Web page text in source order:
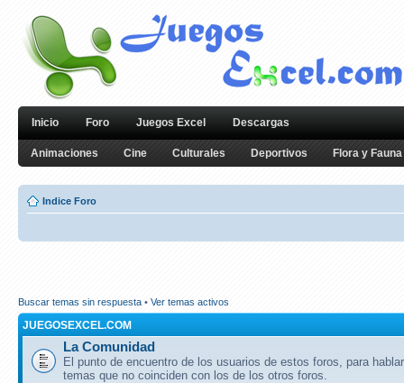
Inicio Foro Juegos Excel Descargas
Animaciones Cine Culturales Deportivos Flora y Fauna
Indice Foro
Buscar temas sin respuesta • Ver temas activos
JUEGOSEXCEL.COM
La Comunidad
El punto de encuentro de los usuarios de estos foros, para
temas que no coinciden con los de los otros foros.